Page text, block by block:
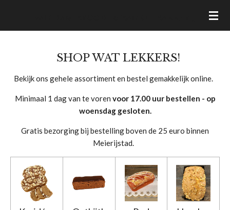
SHOP WAT LEKKERS!
Bekijk ons gehele assortiment en bestel gemakkelijk online.
Minimaal 1 dag van te voren voor 17.00 uur bestellen - op
woensdag gesloten.
Gratis bezorging bij bestelling boven de 25 euro binnen
Meierijstad.